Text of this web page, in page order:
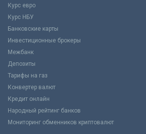
Курс евро
Курс НБУ
Банковские карты
Инвестиционные брокеры
Межбанк
Депозиты
Тарифы на газ
Конвертер валют
Кредит онлайн
Народный рейтинг банков
Мониторинг обменников криптовалют